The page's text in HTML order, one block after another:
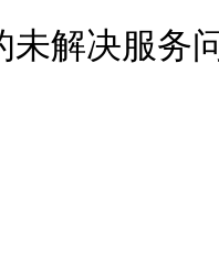
未解决服务